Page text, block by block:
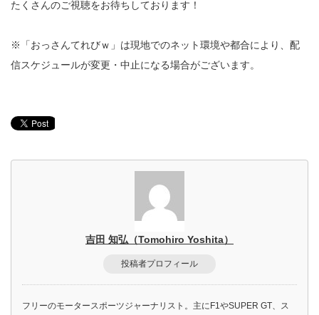
たくさんのご視聴をお待ちしております！
※「おっさんてれびｗ」は現地でのネット環境や都合により、配
信スケジュールが変更・中止になる場合がございます。
吉田 知弘（Tomohiro Yoshita）
投稿者プロフィール
フリーのモータースポーツジャーナリスト。主にF1やSUPER GT、ス